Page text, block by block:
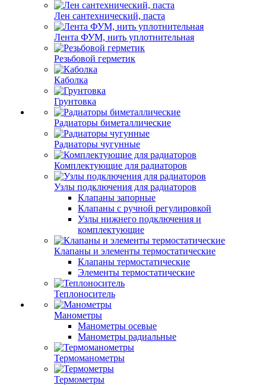
Лен сантехнический, паста
Лента ФУМ, нить уплотнительная
Резьбовой герметик
Каболка
Грунтовка
Радиаторы биметаллические
Радиаторы чугунные
Комплектующие для радиаторов
Узлы подключения для радиаторов
Клапаны запорные
Клапаны с ручной регулировкой
Узлы нижнего подключения и
комплектующие
Клапаны и элементы термостатические
Клапаны термостатические
Элементы термостатические
Теплоноситель
Манометры
Манометры осевые
Манометры радиальные
Термоманометры
Термометры